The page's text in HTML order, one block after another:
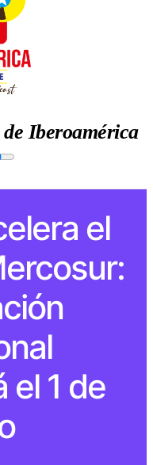
de Iberoamérica
el
el 1 de